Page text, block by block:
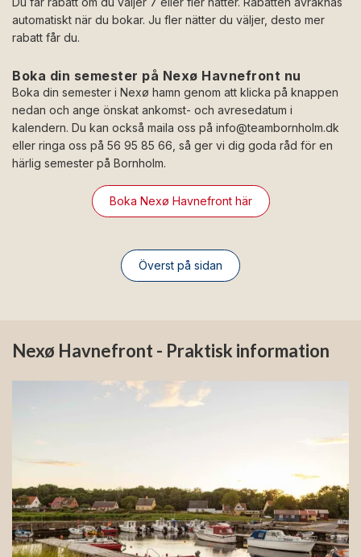
automatiskt när du bokar. Ju fler nätter du väljer, desto mer
rabatt får du.
Boka din semester på Nexø Havnefront nu
Boka din semester i Nexø hamn genom att klicka på knappen
nedan och ange önskat ankomst- och avresedatum i
kalendern. Du kan också maila oss på info@teambornholm.dk
eller ringa oss på 56 95 85 66, så ger vi dig goda råd för en
härlig semester på Bornholm.
Boka Nexø Havnefront här
Överst på sidan
Nexø Havnefront - Praktisk information